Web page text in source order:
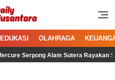
Menginspirasi
EDUKASI OLAHRAGA
Serpong Alam Sutera Rayakan